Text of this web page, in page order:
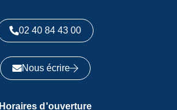
02 40 84 43 00
Nous écrire
Horaires d'ouverture